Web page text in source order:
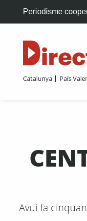
Periodisme
Catalunya País
Avui fa